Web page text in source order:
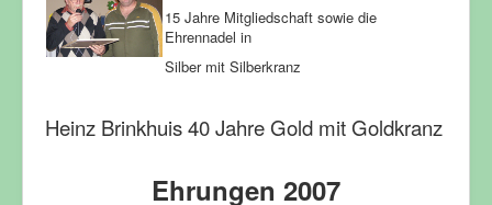
15 Jahre Mitgliedschaft sowie die
Ehrennadel in
Silber mit Silberkranz
Heinz Brinkhuis 40 Jahre Gold mit Goldkranz
Ehrungen 2007